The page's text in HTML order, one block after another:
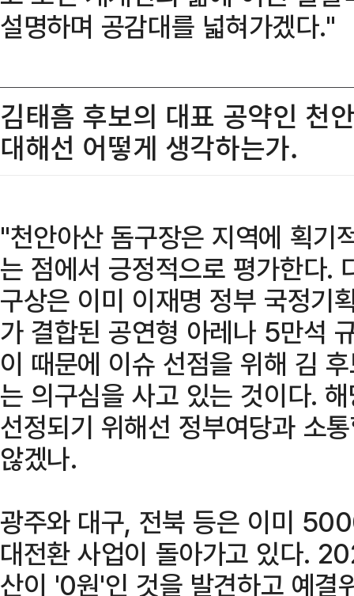
설명하며 공감대를 넓혀가겠다."
김태흠 후보의 대표 공약인 천
대해선 어떻게 생각하는가.
"천안아산 돔구장은 지역에 획기
는 점에서 긍정적으로 평가한다.
구상은 이미 이재명 정부 국정기
가 결합된 공연형 아레나 5만석
이 때문에 이슈 선점을 위해 김
는 의구심을 사고 있는 것이다.
선정되기 위해선 정부여당과 소
않겠나.
광주와 대구, 전북 등은 이미
대전환 사업이 돌아가고 있다.
산이 '0원'인 것을 발견하고 예결